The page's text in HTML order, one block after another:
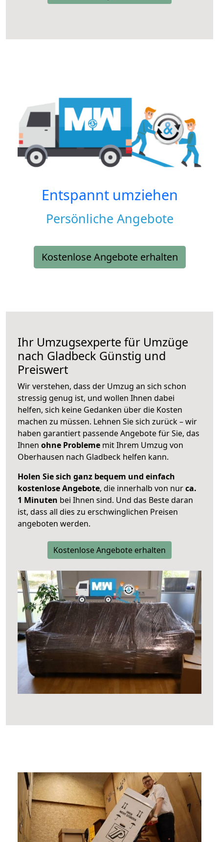
Entspannt umziehen
Persönliche Angebote
Kostenlose Angebote erhalten
Ihr Umzugsexperte für Umzüge
nach Gladbeck Günstig und
Preiswert
Wir verstehen, dass der Umzug an sich schon
stressig genug ist, und wollen Ihnen dabei
helfen, sich keine Gedanken über die Kosten
machen zu müssen. Lehnen Sie sich zurück – wir
haben garantiert passende Angebote für Sie, das
Ihnen ohne Probleme mit Ihrem Umzug von
Oberhausen nach Gladbeck helfen kann.
Holen Sie sich ganz bequem und einfach
kostenlose Angebote, die innerhalb von nurca.
1 Minuten bei Ihnen sind. Und das Beste daran
ist, dass all dies zu erschwinglichen Preisen
angeboten werden.
Kostenlose Angebote erhalten